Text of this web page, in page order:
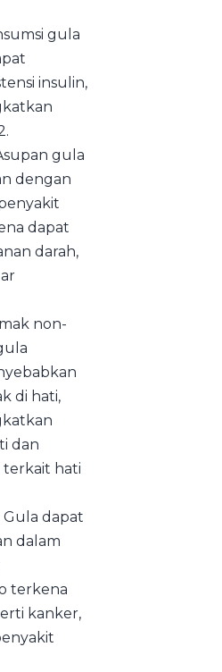
gula
insulin,
gula
dengan
dapat
darah,
non-
di hati,
dan
terkait hati
Gula dapat
dalam
terkena
kanker,